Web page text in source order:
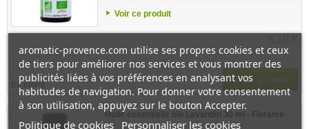
Voir ce produit
6,16 €
En stock
Ajouter au panier
Huile essentielle bio Lavandin 30 ml - Florame
aromatic-provence.com utilise ses propres cookies et ceux
de tiers pour améliorer nos services et vous montrer des
publicités liées à vos préférences en analysant vos
habitudes de navigation. Pour donner votre consentement
à son utilisation, appuyez sur le bouton Accepter.
Politique de cookies Personnaliser les cookies